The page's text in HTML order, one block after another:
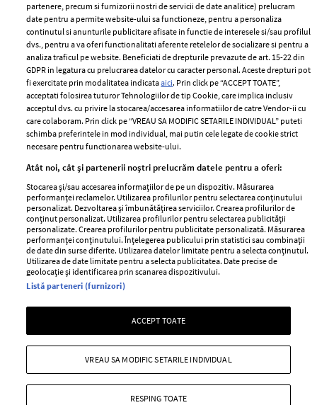
ELLE Style Awards
2024
Despre ELLE
Romania
Contact
Abonamente
Termeni si conditii
Politica de
confidențialitate
Politica de cookies
Publicitate
GSP
Unica
Baby
Retete
femei
Viva
Avantaje
Retete practice
Pariază responsabil! Decizia ONJN nr. 821/25.09.2025.
Jocurile de noroc sunt interzise minorilor.
Copyright © 2026 Ringier Romania SRL
partenere, precum si furnizorii nostri de servicii de date analitice) prelucram
date pentru a permite website-ului sa functioneze, pentru a personaliza
continutul si anunturile publicitare afisate in functie de interesele si/sau profilul
dvs., pentru a va oferi functionalitati aferente retelelor de socializare si pentru a
analiza traficul pe website. Beneficiati de drepturile prevazute de art. 15-22 din
GDPR in legatura cu prelucrarea datelor cu caracter personal. Aceste drepturi pot
fi exercitate prin modalitatea indicataaici. Prin click pe “ACCEPT TOATE”,
acceptati folosirea tuturor Tehnologiilor de tip Cookie, care implica inclusiv
acceptul dvs. cu privire la stocarea/accesarea informatiilor de catre Vendor-ii cu
care colaboram. Prin click pe “VREAU SA MODIFIC SETARILE INDIVIDUAL” puteti
schimba preferintele in mod individual, mai putin cele legate de cookie strict
necesare pentru functionarea website-ului.
Atât noi, cât și partenerii noștri prelucrăm datele pentru a oferi:
Stocarea și/sau accesarea informațiilor de pe un dispozitiv. Măsurarea
performanței reclamelor. Utilizarea profilurilor pentru selectarea conținutului
personalizat. Dezvoltarea și îmbunătățirea serviciilor. Crearea profilurilor de
conținut personalizat. Utilizarea profilurilor pentru selectarea publicității
personalizate. Crearea profilurilor pentru publicitate personalizată. Măsurarea
performanței conținutului. Înțelegerea publicului prin statistici sau combinații
de date din surse diferite. Utilizarea datelor limitate pentru a selecta conținutul.
Utilizarea de date limitate pentru a selecta publicitatea. Date precise de
geolocație și identificarea prin scanarea dispozitivului.
Listă parteneri (furnizori)
ACCEPT TOATE
RESPING TOATE
VREAU SA MODIFIC SETARILE INDIVIDUAL